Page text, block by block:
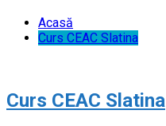
Acasă
Curs CEAC Slatina
Curs CEAC Slatina